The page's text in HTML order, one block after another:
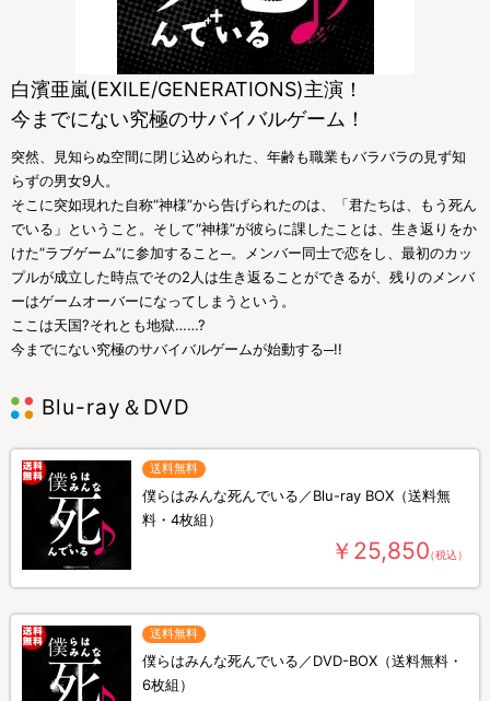
白濱亜嵐(EXILE/GENERATIONS)主演！
今までにない究極のサバイバルゲーム！
突然、見知らぬ空間に閉じ込められた、年齢も職業もバラバラの見ず知
らずの男女9人。
そこに突如現れた自称“神様”から告げられたのは、「君たちは、もう死ん
でいる」ということ。そして“神様”が彼らに課したことは、生き返りをか
けた“ラブゲーム”に参加すること─。メンバー同士で恋をし、最初のカッ
プルが成立した時点でその2人は生き返ることができるが、残りのメンバ
ーはゲームオーバーになってしまうという。
ここは天国?それとも地獄……?
今までにない究極のサバイバルゲームが始動する─!!
Blu-ray＆DVD
送料無料
僕らはみんな死んでいる／Blu-ray BOX（送料無
料・4枚組）
￥25,850（税込）
送料無料
僕らはみんな死んでいる／DVD-BOX（送料無料・
6枚組）